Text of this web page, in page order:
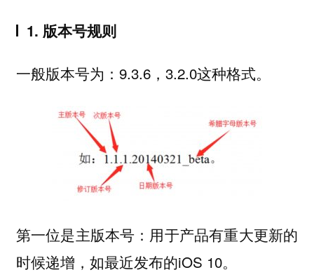
1. 版本号规则
一般版本号为：9.3.6，3.2.0这种格式。
第一位是主版本号：用于产品有重大更新的
时候递增，如最近发布的iOS 10。